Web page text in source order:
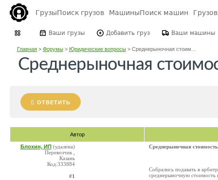
ГрузыПоиск грузов МашиныПоиск машин
Ваши грузы Добавить груз Ваши машины
Главная> Форумы> Юридические вопросы> Среднерыночная стоим...
Среднерыночная
ОТВЕТИТЬ
Автор
Блохин, ИП (удалена)
Перевозчик ,
Казань
Код:333884
#1
Среднерыночная стоимость
Собрались подавать в
среднерыночную стоимость